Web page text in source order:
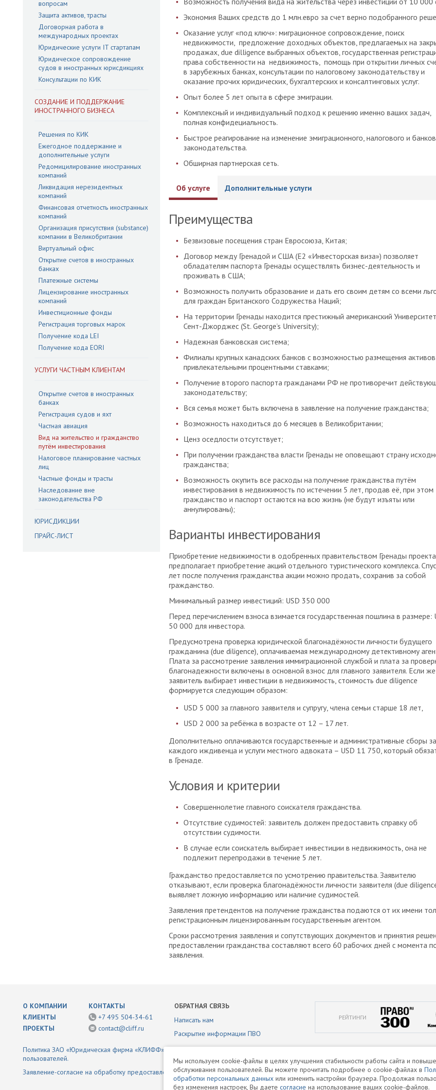
вопросам
Защита активов, трасты
Договорная работа в
международных проектах
Юридические услуги IT стартапам
Юридическое сопровождение
судов в иностранных юрисдикциях
Консультации по КИК
СОЗДАНИЕ И ПОДДЕРЖАНИЕ
ИНОСТРАННОГО БИЗНЕСА
Решения по КИК
Ежегодное поддержание и
дополнительные услуги
Редомицилирование иностранных
компаний
Ликвидация нерезидентных
компаний
Финансовая отчетность иностранных
компаний
Организация присутствия (substance)
компании в Великобритании
Виртуальный офис
Открытие счетов в иностранных
банках
Платежные системы
Лицензирование иностранных
компаний
Инвестиционные фонды
Регистрация торговых марок
Получение кода LEI
Получение кода EORI
УСЛУГИ ЧАСТНЫМ КЛИЕНТАМ
Открытие счетов в иностранных
банках
Регистрация судов и яхт
Частная авиация
Вид на жительство и гражданство
путём инвестирования
Налоговое планирование частных
лиц
Частные фонды и трасты
Наследование вне
законодательства РФ
ЮРИСДИКЦИИ
ПРАЙС-ЛИСТ
Экономия Ваших средств до 1 млн.евро за счет верно подобранного
Оказание услуг «под ключ»: миграционное сопровождение, поиск
недвижимости, предложение доходных объектов, предлагаемых на
продажах, due dilligence выбранных объектов, государственная
права собственности на недвижимость, помощь при открытии личных
в зарубежных банках, консультации по налоговому законодательству и
оказание прочих юридических, бухгалтерских и консалтинговых услуг.
Опыт более 5 лет опыта в сфере эмиграции.
Комплексный и индивидуальный подход к решению именно ваших задач,
полная конфидециальность.
Быстрое реагирование на изменение эмиграционного, налогового и
законодательства.
Обширная партнерская сеть.
Об услуге Дополнительные услуги
Преимущества
Безвизовые посещения стран Евросоюза, Китая;
Договор между Гренадой и США (Е2 «Инвесторская виза») позволяет
обладателям паспорта Гренады осуществлять бизнес-деятельность и
проживать в США;
Возможность получить образование и дать его своим детям со всеми
для граждан Британского Содружества Наций;
На территории Гренады находится престижный американский Университет
Сент-Джорджес (St. George’s University);
Надежная банковская система;
Филиалы крупных канадских банков с возможностью размещения
привлекательными процентными ставками;
Получение второго паспорта гражданами РФ не противоречит
законодательству;
Вся семья может быть включена в заявление на получение гражданства;
Возможность находиться до 6 месяцев в Великобритании;
Ценз оседлости отсутствует;
При получении гражданства власти Гренады не оповещают страну
гражданства;
Возможность окупить все расходы на получение гражданства путём
инвестирования в недвижимость по истечении 5 лет, продав её, при этом
гражданство и паспорт остаются на всю жизнь (не будут изъяты или
аннулированы);
Варианты инвестирования
Приобретение недвижимости в одобренных правительством Гренады
предполагает приобретение акций отдельного туристического комплекса.
лет после получения гражданства акции можно продать, сохранив за собой
гражданство.
Минимальный размер инвестиций: USD 350 000
Перед перечислением взноса взимается государственная пошлина в размере:
50 000 для инвестора.
Предусмотрена проверка юридической благонадёжности личности будущего
гражданина (due diligence), оплачиваемая международному детективному
Плата за рассмотрение заявления иммиграционной службой и плата за
благонадежности включены в основной взнос для главного заявителя. Если же
заявитель выбирает инвестиции в недвижимость, стоимость due diligence
формируется следующим образом:
USD 5 000 за главного заявителя и супругу, члена семьи старше 18 лет,
USD 2 000 за ребёнка в возрасте от 12 – 17 лет.
Дополнительно оплачиваются государственные и административные сборы за
каждого иждивенца и услуги местного адвоката – USD 11 750, который
в Гренаде.
Условия и критерии
Совершеннолетие главного соискателя гражданства.
Отсутствие судимостей: заявитель должен предоставить справку об
отсутствии судимости.
В случае если соискатель выбирает инвестиции в недвижимость, она не
подлежит перепродажи в течение 5 лет.
Гражданство предоставляется по усмотрению правительства. Заявителю
отказывают, если проверка благонадёжности личности заявителя (due
выявляет ложную информацию или наличие судимостей.
Заявления претендентов на получение гражданства подаются от их имени
регистрационным лицензированным государственным агентом.
Сроки рассмотрения заявления и сопутствующих документов и принятия
предоставлении гражданства составляют всего 60 рабочих дней с момента
заявления.
О КОМПАНИИ
КЛИЕНТЫ
ПРОЕКТЫ
КОНТАКТЫ
+7 495 504-34-61
contact@cliff.ru
ОБРАТНАЯ СВЯЗЬ
Написать нам
Раскрытие информации ПВО
РЕЙТИНГИ
Политика ЗАО «Юридическая фирма «КЛИФФ» в отношении обработки персональных данных
пользователей.
Заявление-согласие на обработку предоставленной информации
Мы используем cookie-файлы в целях улучшения стабильности работы сайта и
обслуживания пользователей. Вы можете прочитать подробнее о cookie-файлах в
обработки персональных данных или изменить настройки браузера. Продолжая
без изменения настроек, Вы даете согласие на использование ваших cookie-файлов.